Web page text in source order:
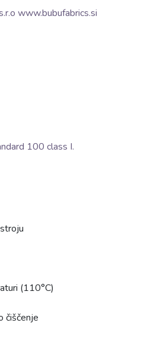
www.bubufabrics.si
100 class I.
(110°C)
čiščenje